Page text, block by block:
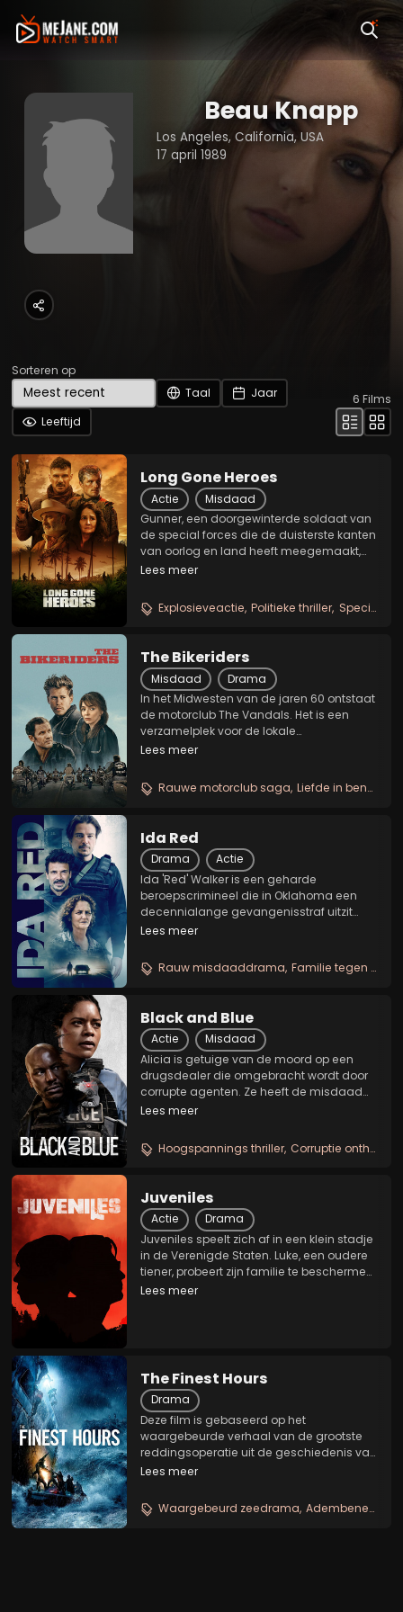
Beau Knapp
Los Angeles, California, USA
17 april 1989
Sorteren op
Taal
Jaar
Leeftijd
6 Films
Long Gone Heroes
Actie
Misdaad
Gunner, een doorgewinterde soldaat van
de special forces die de duisterste kanten
van oorlog en land heeft meegemaakt,
wordt opnieuw de strijd ingestuurd om zijn
Amerika. Terwijl het gevecht verhevigt,
ontdekt...
Lees meer
Explosieveactie Politieke thriller Special forces redding
The Bikeriders
Misdaad
Drama
In het Midwesten van de jaren 60 ontstaat
de motorclub The Vandals. Het is een
verzamelplek voor de lokale
buitenstaanders onder leiding van
rechterhand gevonden. Gedurende het
daaropvolgende decennium is de...
Lees meer
Rauwe motorclub saga Liefde in bendeleven
Ida Red
Drama
Actie
Ida 'Red' Walker is een geharde
beroepscrimineel die in Oklahoma een
decennialange gevangenisstraf uitzit
voor een gewapende overval. Ida is
haar illegale activiteiten stop te zetten. In
een poging om nog...
Lees meer
Rauw misdaaddrama Familie tegen de wet
Black and Blue
Actie
Misdaad
Alicia is getuige van de moord op een
drugsdealer die omgebracht wordt door
corrupte agenten. Ze heeft de misdaad
op beeld weten vast te leggen. Ze wendt
Milo 'Mouse' Jackson. Samen met hem wil
Alicia...
Lees meer
Hoogspannings thriller Corruptie onthulling
Juveniles
Actie
Drama
Juveniles speelt zich af in een klein stadje
in de Verenigde Staten. Luke, een oudere
tiener, probeert zijn familie te beschermen
en zijn eigen ambitie te volgen om te
Lees meer
The Finest Hours
Drama
Deze film is gebaseerd op het
waargebeurde verhaal van de grootste
reddingsoperatie uit de geschiedenis van
de Amerikaanse kustwacht. In de winter
kust van Cape Cod. Een olietanker breekt
in tweeën, 30...
Lees meer
Waargebeurd zeedrama Adembenemende reddingsactie